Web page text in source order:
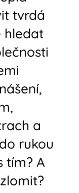
tvrdá
hledat
a
rukou
tím? A